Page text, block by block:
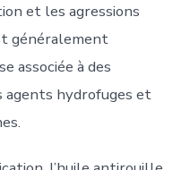
et les agressions
généralement
associée à des
agents hydrofuges et